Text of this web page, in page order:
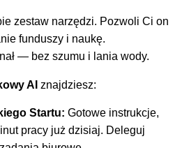
zestaw narzędzi. Pozwoli Ci on
funduszy i naukę.
— bez szumu i lania wody.
AI znajdziesz:
Startu: Gotowe instrukcje,
pracy już dzisiaj. Deleguj